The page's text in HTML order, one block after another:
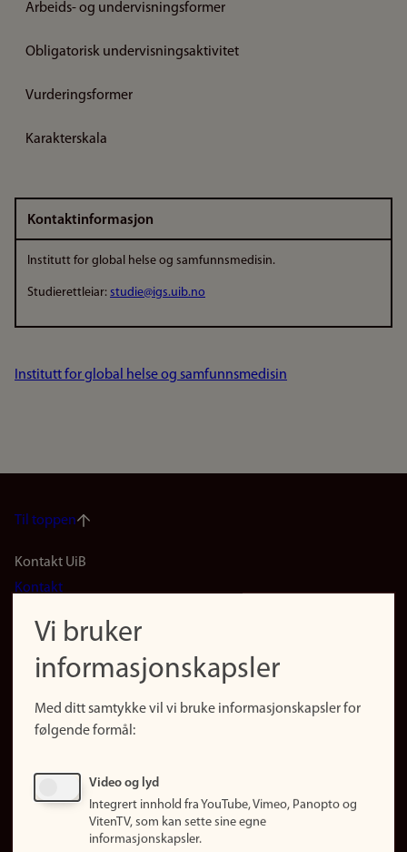
Arbeids- og undervisningsformer
Obligatorisk undervisningsaktivitet
Vurderingsformer
Karakterskala
Kontaktinformasjon
Institutt for global helse og samfunnsmedisin.
Studierettleiar: studie@igs.uib.no
Institutt for global helse og samfunnsmedisin
Til toppen
Footer
(no)
Kontakt UiB
Kontakt
Finn forsker
Presse
Finn studier
Ledige stillinger
Vi bruker
informasjonskapsler
Med ditt samtykke vil vi bruke informasjonskapsler for
følgende formål:
Video og lyd
Integrert innhold fra YouTube, Vimeo, Panopto og
VitenTV, som kan sette sine egne
informasjonskapsler.